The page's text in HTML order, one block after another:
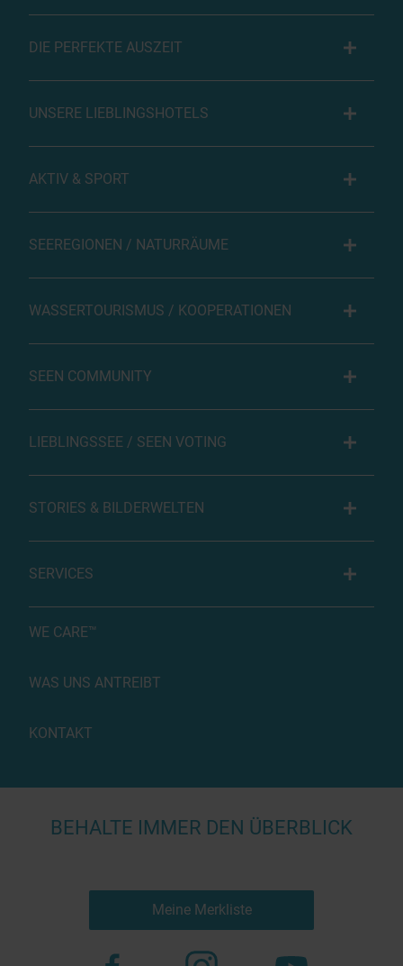
DIE PERFEKTE AUSZEIT
UNSERE LIEBLINGSHOTELS
AKTIV & SPORT
SEEREGIONEN / NATURRÄUME
WASSERTOURISMUS / KOOPERATIONEN
SEEN COMMUNITY
LIEBLINGSSEE / SEEN VOTING
STORIES & BILDERWELTEN
SERVICES
WE CARE™
WAS UNS ANTREIBT
KONTAKT
BEHALTE IMMER DEN ÜBERBLICK
Meine Merkliste